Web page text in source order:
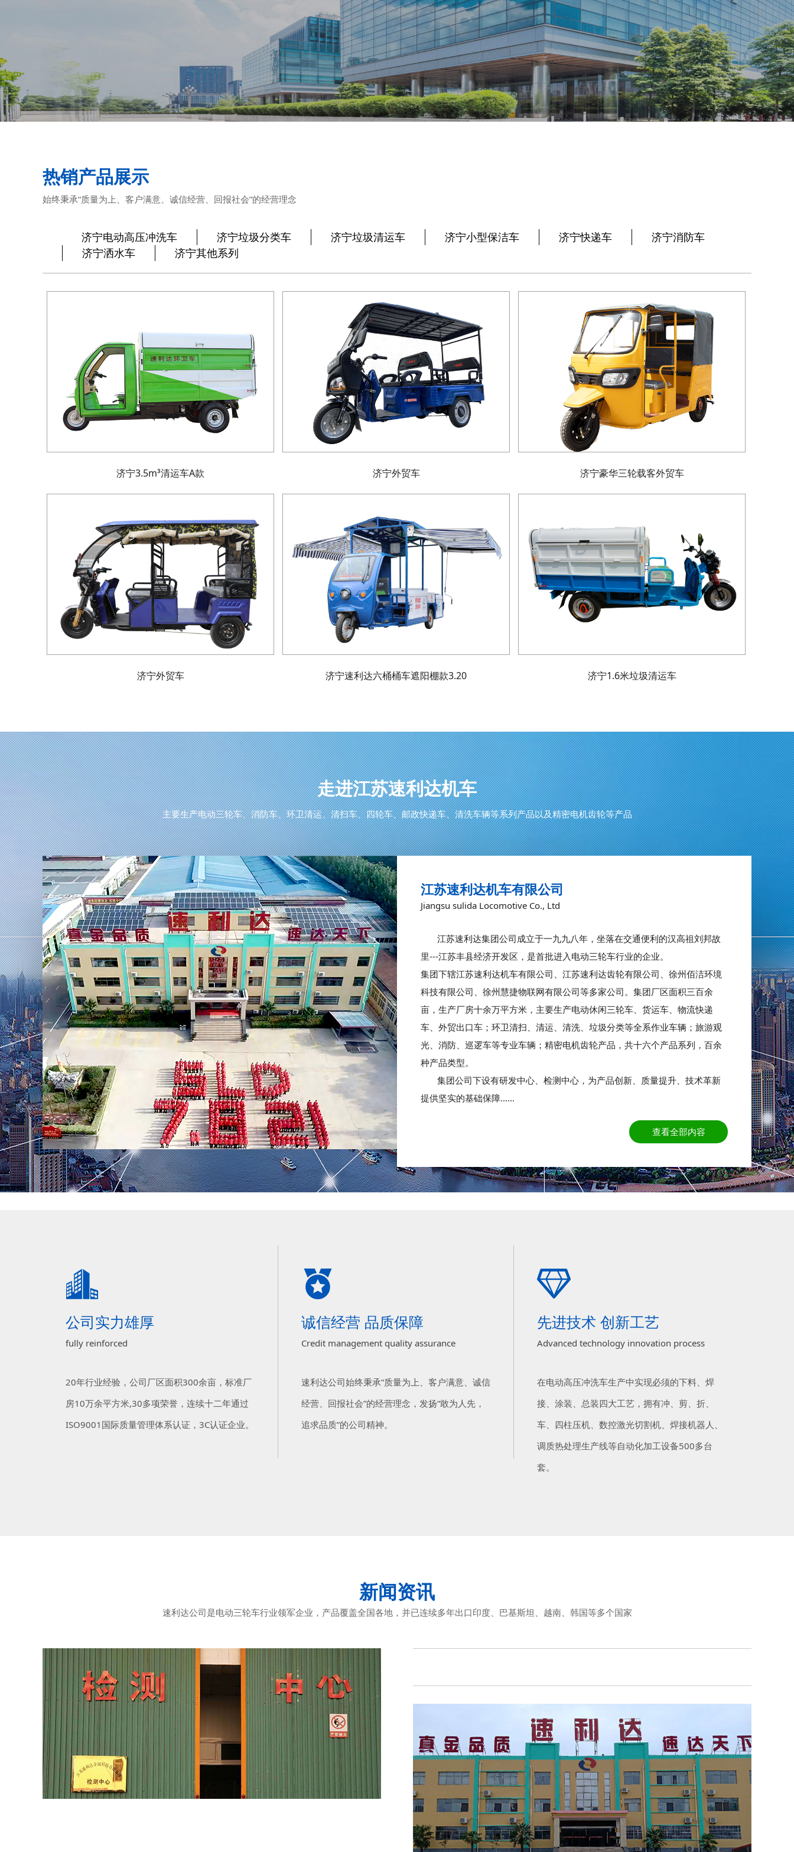
热销产品展示
始终秉承“质量为上、客户满意、诚信经营、回报社会”的经营理念
济宁电动高压冲洗车 济宁垃圾分类车 济宁垃圾清运车 济宁小型保洁车 济宁快递车
济宁消防车
济宁洒水车
济宁其他系列
济宁3.5m³清运车A款 济宁外贸车 济宁豪华三轮载客外贸车
济宁外贸车 济宁速利达六桶桶车遮阳棚款3.20 济宁1.6米垃圾清运车
走进江苏速利达机车
主要生产电动三轮车、消防车、环卫清运、清扫车、四轮车、邮政快递车、清洗车辆等系列产品以及精密电机齿轮等产品
江苏速利达机车有限公司
Jiangsu sulida Locomotive Co., Ltd
江苏速利达集团公司成立于一九九八年，坐落在交通便利的汉高祖刘邦故
里---江苏丰县经济开发区，是首批进入电动三轮车行业的企业。
集团下辖江苏速利达机车有限公司、江苏速利达齿轮有限公司、徐州佰洁环境
科技有限公司、徐州慧捷物联网有限公司等多家公司。集团厂区面积三百余
亩，生产厂房十余万平方米，主要生产电动休闲三轮车、货运车、物流快递
车、外贸出口车；环卫清扫、清运、清洗、垃圾分类等全系作业车辆；旅游观
光、消防、巡逻车等专业车辆；精密电机齿轮产品，共十六个产品系列，百余
种产品类型。
集团公司下设有研发中心、检测中心，为产品创新、质量提升、技术革新
提供坚实的基础保障......
查看全部内容
公司实力雄厚
fully reinforced
20年行业经验，公司厂区面积300余亩，标准厂
房10万余平方米,30多项荣誉，连续十二年通过
ISO9001国际质量管理体系认证，3C认证企业。
诚信经营 品质保障
Credit management quality assurance
速利达公司始终秉承“质量为上、客户满意、诚信
经营、回报社会”的经营理念，发扬“敢为人先，
追求品质”的公司精神。
先进技术 创新工艺
Advanced technology innovation process
在电动高压冲洗车生产中实现必须的下料、焊
接、涂装、总装四大工艺，拥有冲、剪、折、
车、四柱压机、数控激光切割机、焊接机器人、
调质热处理生产线等自动化加工设备500多台
套。
新闻资讯
速利达公司是电动三轮车行业领军企业，产品覆盖全国各地，并已连续多年出口印度、巴基斯坦、越南、韩国等多个国家